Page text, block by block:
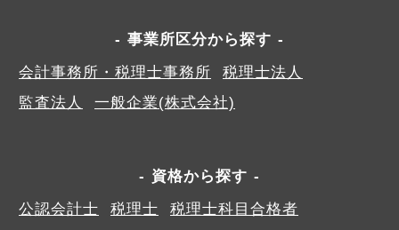
事業所区分から探す
会計事務所・税理士事務所
税理士法人
監査法人
一般企業(株式会社)
資格から探す
公認会計士
税理士
税理士科目合格者